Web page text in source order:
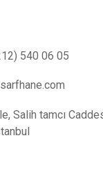
540 06 05
Salih tamcı